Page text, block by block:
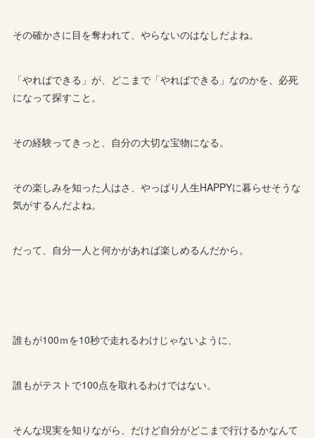
その確かさに目を奪われて、やらないのはなしだよね。
「やればできる」が、どこまで「やればできる」なのかを、必死
になって探すこと。
その経験ってきっと、自分の大切な宝物になる。
その楽しみを知った人はさ、やっぱり人生HAPPYに暮らせそうな
気がするんだよね。
だって、自分一人と何かがあれば楽しめるんだから。
誰もが100ｍを10秒で走れるわけじゃないように、
誰もがテストで100点を取れるわけではない。
そんな現実を知りながら、だけど自分がどこまで行けるかなんて